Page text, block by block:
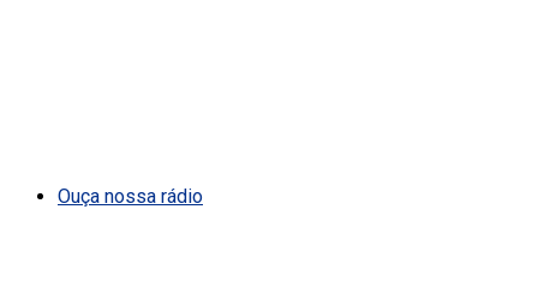
Ouça nossa rádio